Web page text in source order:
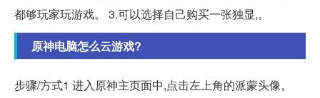
都够玩家玩游戏。 3.可以选择自己购买一张独显,。
原神电脑怎么云游戏?
步骤/方式1 进入原神主页面中,点击左上角的派蒙头像。